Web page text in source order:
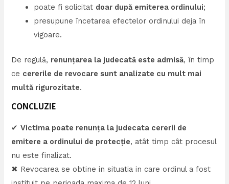
poate fi solicitat doar după emiterea ordinului;
presupune încetarea efectelor ordinului deja în
vigoare.
De regulă, renunțarea la judecată este admisă, în timp
ce cererile de revocare sunt analizate cu mult mai
multă rigurozitate.
CONCLUZIE
✔Victima poate renunța la judecata cererii de
emitere a ordinului de protecție, atât timp cât procesul
nu este finalizat.
✖ Revocarea se obtine in situatia in care ordinul a fost